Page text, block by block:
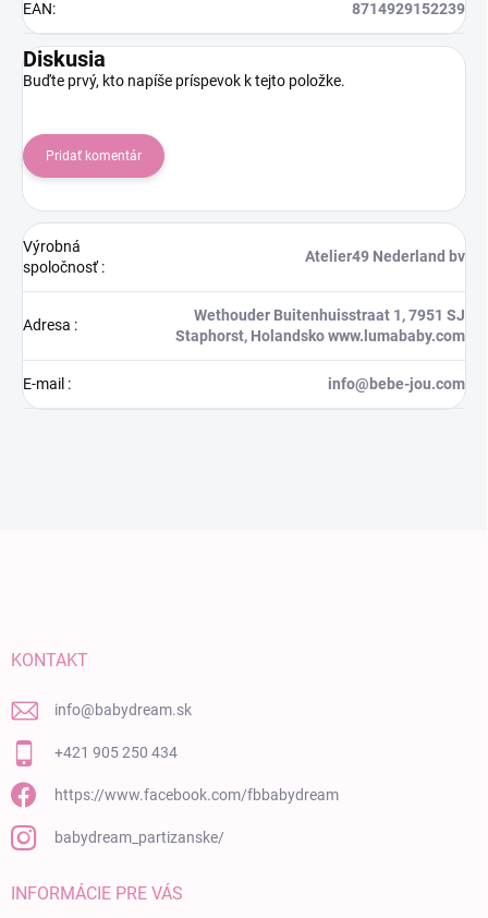
EAN: 8714929152239
Diskusia
Buďte prvý, kto napíše príspevok k tejto položke.
Pridať komentár
Výrobná
spoločnosť:
Atelier49 Nederland bv
Adresa :
Wethouder Buitenhuisstraat 1, 7951 SJ
Staphorst, Holandsko www.lumababy.com
E-mail : info@bebe-jou.com
KONTAKT
info@babydream.sk
+421 905 250 434
https://www.facebook.com/fbbabydream
babydream_partizanske/
INFORMÁCIE PRE VÁS